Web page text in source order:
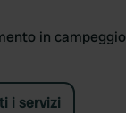
in
i servizi